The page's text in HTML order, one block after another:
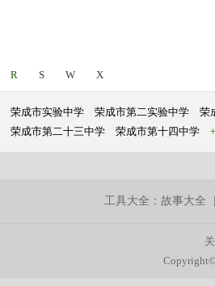
R S W X
荣成市实验中学 荣成市第二实验中学 荣
荣成市第二十三中学
荣成市第十四中学
工具大全：故事大全